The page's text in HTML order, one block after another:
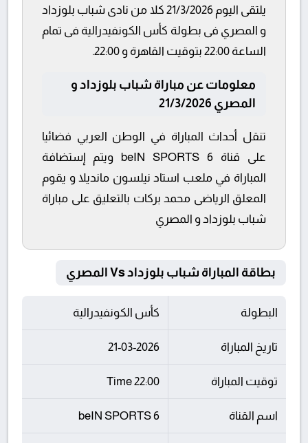
يلتقى اليوم 21/3/2026 كلا من نادى شباب بلوزداد
و المصري فى بطولة كأس الكونفيدرالية فى تمام
الساعة 22:00 بتوقيت القاهرة و 22:00.
معلومات عن مباراة شباب بلوزداد و
المصري 21/3/2026
تنقل أحداث المباراة في الوطن العربي فضائيا
على قناة beIN SPORTS 6 ويتم إستضافة
المباراة في ملعب استاد نيلسون مانديلا و يقوم
المعلق الرياضى محمد بركات بالتعليق على مباراة
شباب بلوزداد و المصري
بطاقة المباراة شباب بلوزداد Vs المصري
البطولة كأس الكونفيدرالية
تاريخ المباراة 21-03-2026
توقيت المباراة 22:00 Time
اسم القناة beIN SPORTS 6